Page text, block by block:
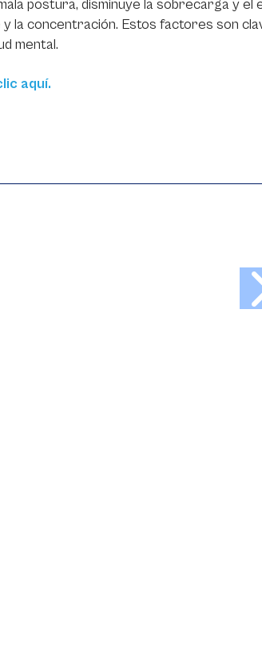
postura, disminuye la sobrecarga y el
la concentración. Estos factores son
mental.
aquí.